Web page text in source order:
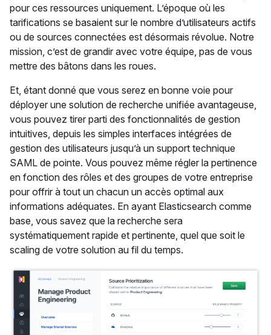
pour ces ressources uniquement. L’époque où les
tarifications se basaient sur le nombre d’utilisateurs actifs
ou de sources connectées est désormais révolue. Notre
mission, c’est de grandir avec votre équipe, pas de vous
mettre des bâtons dans les roues.
Et, étant donné que vous serez en bonne voie pour
déployer une solution de recherche unifiée avantageuse,
vous pouvez tirer parti des fonctionnalités de gestion
intuitives, depuis les simples interfaces intégrées de
gestion des utilisateurs jusqu’à un support technique
SAML de pointe. Vous pouvez même régler la pertinence
en fonction des rôles et des groupes de votre entreprise
pour offrir à tout un chacun un accès optimal aux
informations adéquates. En ayant Elasticsearch comme
base, vous savez que la recherche sera
systématiquement rapide et pertinente, quel que soit le
scaling de votre solution au fil du temps.